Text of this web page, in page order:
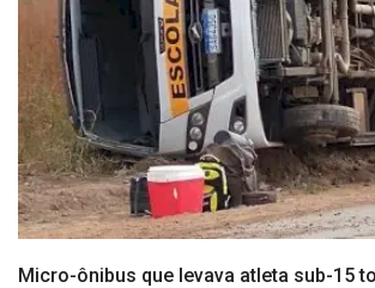
Micro-ônibus que levava atleta sub-15